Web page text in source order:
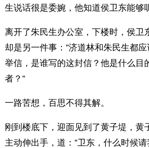
生说话很是委婉，他知道侯卫东能够
离开了朱民生办公室，下楼时，侯卫
却是另一件事：”济道林和朱民生都
举信，是谁写的这封信？他是什么目
者？”
一路苦想，百思不得其解。
刚到楼底下，迎面见到了黄子堤，黄
主动伸出手，道：”卫东，什么时候